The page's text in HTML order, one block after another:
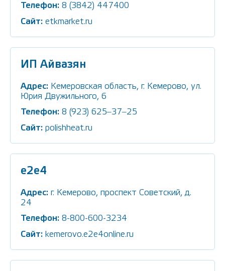
Телефон: 8 (3842) 447400
Сайт: etkmarket.ru
ИП Айвазян
Адрес: Кемеровская область, г. Кемерово, ул.
Юрия Двужильного, 6
Телефон: 8 (923) 625‒37‒25
Сайт: polishheat.ru
e2e4
Адрес: г. Кемерово, проспект Советский, д.
24
Телефон: 8-800-600-3234
Сайт: kemerovo.e2e4online.ru